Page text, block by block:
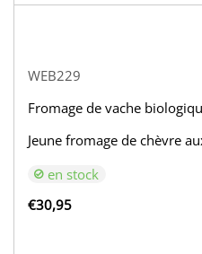
WEB229
Fromage de vache
Jeune fromage de chèvre
en stock
€30,95